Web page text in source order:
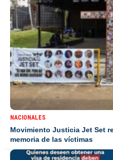
NACIONALES
Movimiento Justicia Jet Set
memoria de las víctimas